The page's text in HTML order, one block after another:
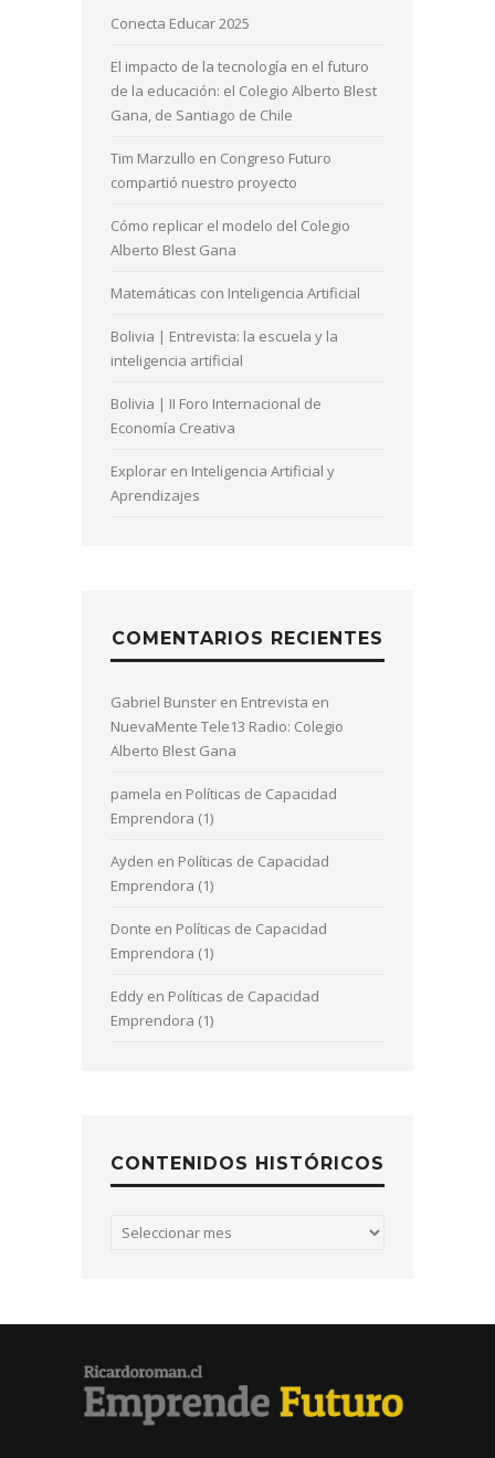
Conecta Educar 2025
El impacto de la tecnología en el futuro
de la educación: el Colegio Alberto Blest
Gana, de Santiago de Chile
Tim Marzullo en Congreso Futuro
compartió nuestro proyecto
Cómo replicar el modelo del Colegio
Alberto Blest Gana
Matemáticas con Inteligencia Artificial
Bolivia | Entrevista: la escuela y la
inteligencia artificial
Bolivia | II Foro Internacional de
Economía Creativa
Explorar en Inteligencia Artificial y
Aprendizajes
COMENTARIOS RECIENTES
Gabriel Bunster en Entrevista en
NuevaMente Tele13 Radio: Colegio
Alberto Blest Gana
pamela en Políticas de Capacidad
Emprendora (1)
Ayden en Políticas de Capacidad
Emprendora (1)
Donte en Políticas de Capacidad
Emprendora (1)
Eddy en Políticas de Capacidad
Emprendora (1)
CONTENIDOS HISTÓRICOS
Contenidos